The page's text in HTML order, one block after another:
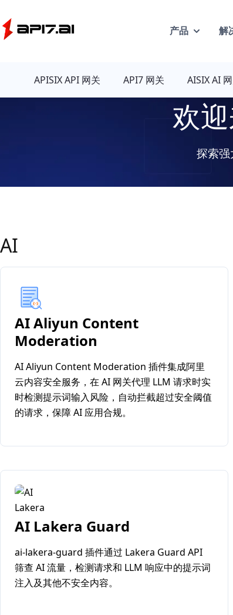
API7
产品 解
APISIX API 网关 API7 网关 AISIX AI
欢
探索
AI
AI Aliyun Content
Moderation
AI Aliyun Content Moderation 插件集成阿里
云内容安全服务，在 AI 网关代理 LLM 请求时实
时检测提示词输入风险，自动拦截超过安全阈值
的请求，保障 AI 应用合规。
AI Lakera Guard
ai-lakera-guard 插件通过 Lakera Guard API
筛查 AI 流量，检测请求和 LLM 响应中的提示词
注入及其他不安全内容。